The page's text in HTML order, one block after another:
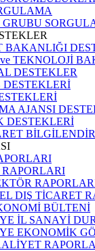
BAKANLIĞI
TEKNOLOJİ
DESTEKLER
DESTEKLERİ
AJANSI
DESTEKLERİ
RAPORLARI
DIŞ TİCARET
BÜLTENİ
İL SANAYİ
EKONOMİK